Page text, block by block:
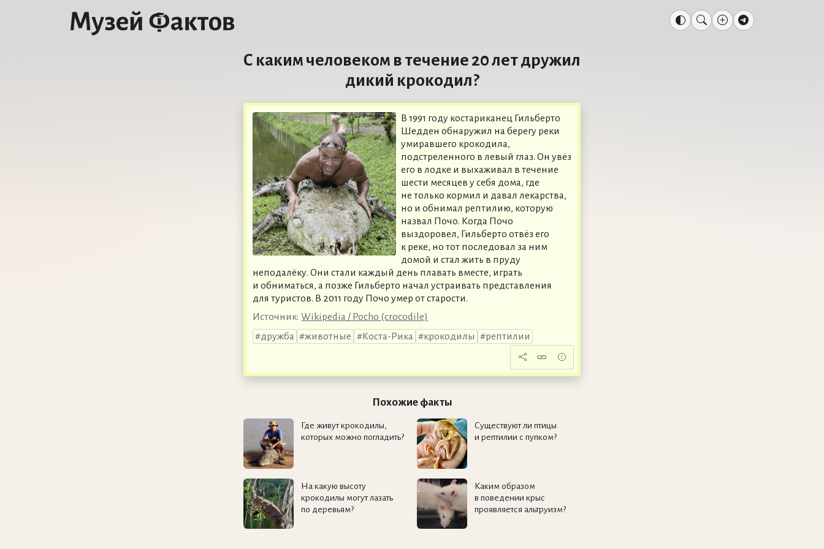
С каким человеком в течение 20 лет дружил
дикий крокодил?
В 1991 году костариканец Гильберто
Шедден обнаружил на берегу реки
умиравшего крокодила,
подстреленного в левый глаз. Он увёз
его в лодке и выхаживал в течение
шести месяцев у себя дома, где
не только кормил и давал лекарства,
но и обнимал рептилию, которую
назвал Почо. Когда Почо
выздоровел, Гильберто отвёз его
к реке, но тот последовал за ним
домой и стал жить в пруду
неподалёку. Они стали каждый день плавать вместе, играть
и обниматься, а позже Гильберто начал устраивать представления
для туристов. В 2011 году Почо умер от старости.
Источник: Wikipedia / Pocho (crocodile)
дружба
животные Коста-Рика крокодилы рептилии
Похожие факты
Где живут крокодилы,
которых можно погладить?
Существуют ли птицы
и рептилии с пупком?
На какую высоту
крокодилы могут лазать
по деревьям?
Каким образом
в поведении крыс
проявляется альтруизм?